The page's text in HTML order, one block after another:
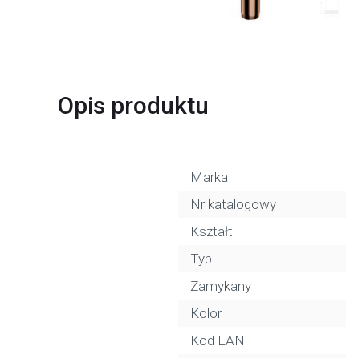
Opis produktu
Marka
Nr katalogowy
Kształt
Typ
Zamykany
Kolor
Kod EAN